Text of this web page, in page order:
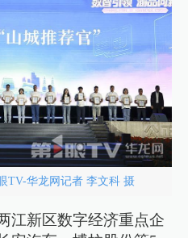
TV-华龙网记者 李文科 摄
江新区数字经济重点企